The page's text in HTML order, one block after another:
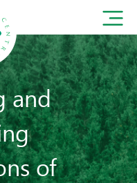
and
of